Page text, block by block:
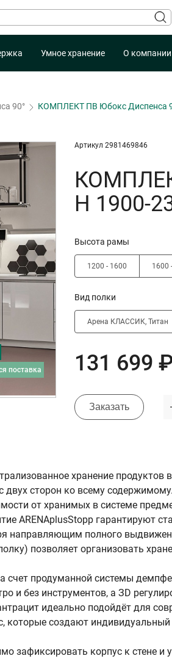
Умное хранение О компании
90° КОМПЛЕКТ ПВ Юбокс Диспенса
поставка
Артикул 2981469846
H 1900-
Высота рамы
1200 - 1600 1600
Вид полки
Арена КЛАССИК, Титан
131 699
Заказать
хранение продуктов
двух сторон ко всему содержимому.
от хранимых в системе
ARENAplusStopp гарантируют
направляющим полного
позволяет организовать
счет продуманной системы
и без инструментов, а ЗD
идеально подойдёт для
создают
зафиксировать корпус к стене и